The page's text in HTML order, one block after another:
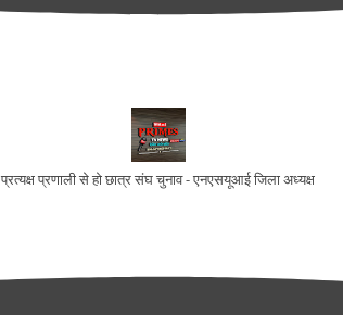
प्रत्यक्ष प्रणाली से हो छात्र संघ चुनाव - एनएसयूआई जिला अध्यक्ष